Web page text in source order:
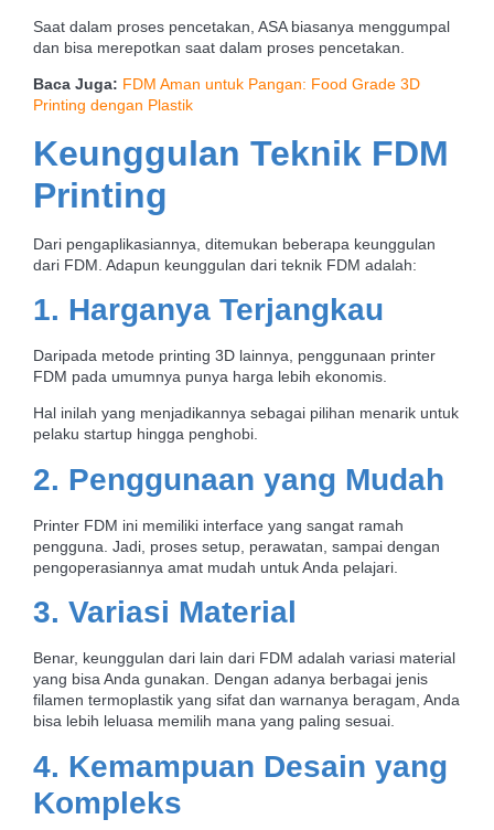
Saat dalam proses pencetakan, ASA biasanya menggumpal
dan bisa merepotkan saat dalam proses pencetakan.
Baca Juga: FDM Aman untuk Pangan: Food Grade 3D
Printing dengan Plastik
Keunggulan Teknik FDM
Printing
Dari pengaplikasiannya, ditemukan beberapa keunggulan
dari FDM. Adapun keunggulan dari teknik FDM adalah:
1. Harganya Terjangkau
Daripada metode printing 3D lainnya, penggunaan printer
FDM pada umumnya punya harga lebih ekonomis.
Hal inilah yang menjadikannya sebagai pilihan menarik untuk
pelaku startup hingga penghobi.
2. Penggunaan yang Mudah
Printer FDM ini memiliki interface yang sangat ramah
pengguna. Jadi, proses setup, perawatan, sampai dengan
pengoperasiannya amat mudah untuk Anda pelajari.
3. Variasi Material
Benar, keunggulan dari lain dari FDM adalah variasi material
yang bisa Anda gunakan. Dengan adanya berbagai jenis
filamen termoplastik yang sifat dan warnanya beragam, Anda
bisa lebih leluasa memilih mana yang paling sesuai.
4. Kemampuan Desain yang
Kompleks